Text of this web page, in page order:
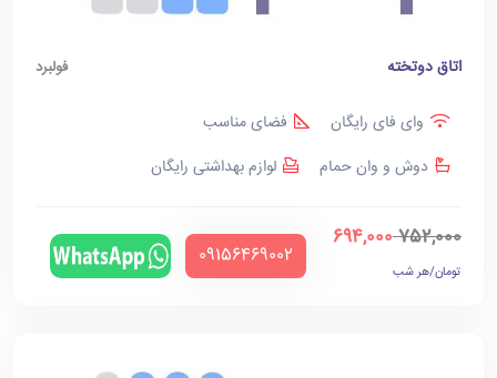
اتاق دوتخته فولبرد
وای فای رایگان
فضای مناسب
دوش و وان حمام
لوازم بهداشتی رایگان
752,000
694,000
تومان/هر شب
‪09156469002‬